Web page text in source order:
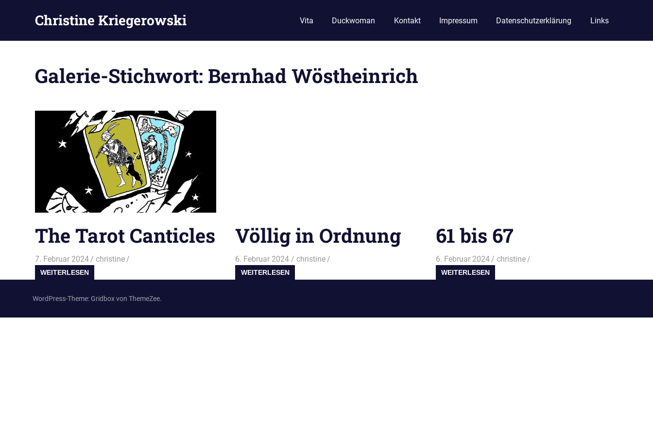
Christine Kriegerowski Vita Duckwoman Kontakt Impressum Datenschutzerklärung Links
Galerie-Stichwort: Bernhad Wöstheinrich
The Tarot Canticles
7. Februar 2024 christine
WEITERLESEN
Völlig in Ordnung
6. Februar 2024 christine
WEITERLESEN
61 bis 67
6. Februar 2024 christine
WEITERLESEN
WordPress-Theme: Gridbox von ThemeZee.